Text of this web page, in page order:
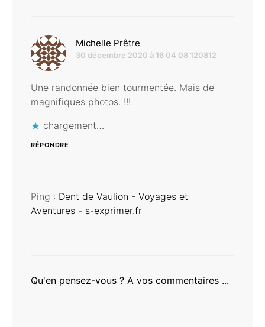
Michelle Prêtre
30 décembre 2020 à 16 04 08 120812
Une randonnée bien tourmentée. Mais de
magnifiques photos. !!!
chargement…
RÉPONDRE
Ping : Dent de Vaulion - Voyages et
Aventures - s-exprimer.fr
Qu'en pensez-vous ? A vos commentaires ...